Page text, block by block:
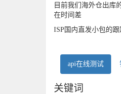
目前我们海外仓出库
在时间差
ISP国内直发小包的
api在线测试
关键词